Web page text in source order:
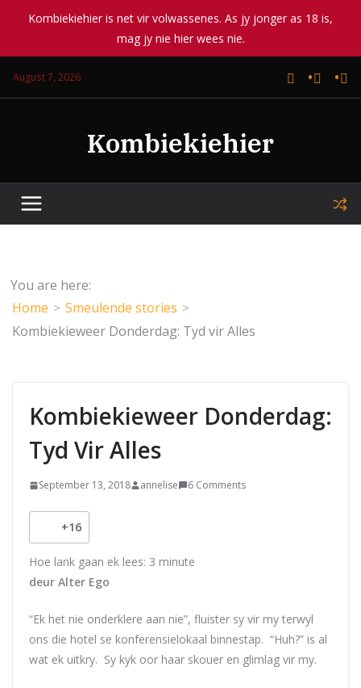
Kombiekiehier is net vir volwassenes. As jy jonger as 18 is,
mag jy nie hier wees nie.
August 7, 2026
Kombiekiehier
You are here:
Home
Smeulende stories
Kombiekieweer Donderdag: Tyd vir Alles
Kombiekieweer Donderdag:
Tyd Vir Alles
September 13, 2018 annelise 6 Comments
+16
Hoe lank gaan ek lees: 3 minute
deur Alter Ego
“Ek het nie onderklere aan nie”, fluister sy vir my terwyl
ons die hotel se konferensielokaal binnestap. “Huh?” is al
wat ek uitkry. Sy kyk oor haar skouer en glimlag vir my.